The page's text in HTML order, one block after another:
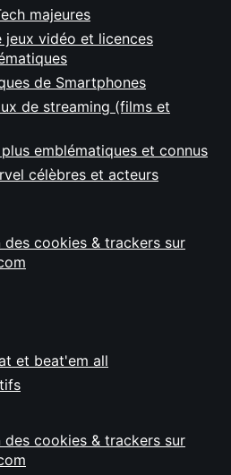
majeures
jeux vidéo et licences
de Smartphones
de streaming (films et
emblématiques et connus
célèbres et acteurs
cookies & trackers sur
et beat'em all
cookies & trackers sur